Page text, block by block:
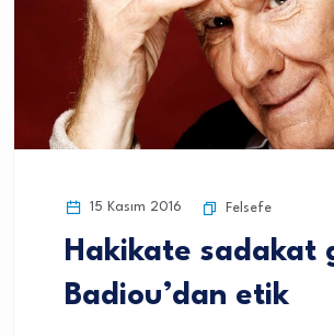
15 Kasım 2016 Felsefe
Hakikate sadakat
Badiou’dan etik